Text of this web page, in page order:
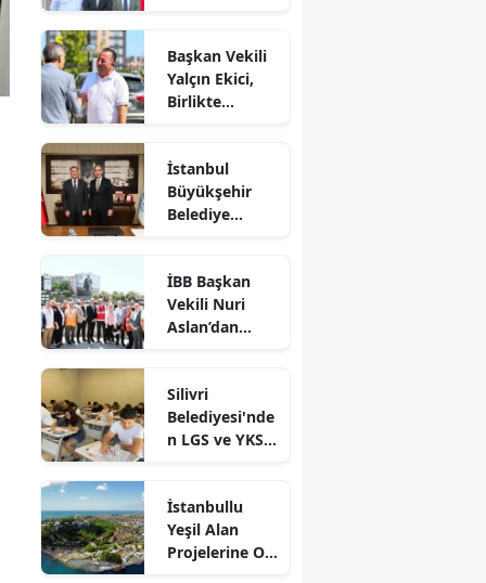
Başkan Vekili
Yalçın Ekici,
Birlikte
İncelemelerde
Bulundu
İstanbul
Büyükşehir
Belediye
Silivri
Belediyesine
Ziyaret
İBB Başkan
Vekili Nuri
Aslan’dan
Çalışmalara
Yakın Takip
Silivri
Belediyesi'nde
n LGS ve YKS
Eğitim Desteği
İstanbullu
Yeşil Alan
Projelerine Oy